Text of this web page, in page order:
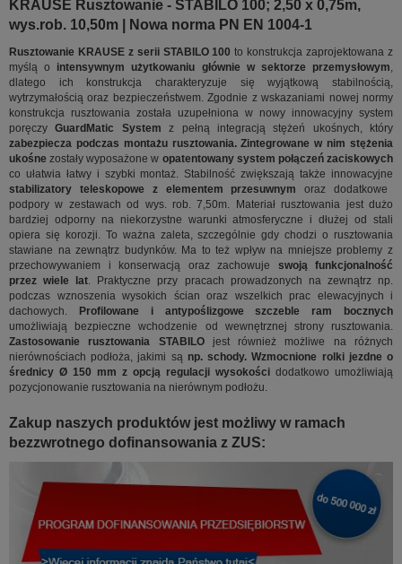
KRAUSE Rusztowanie - STABILO 100; 2,50 x 0,75m,
wys.rob. 10,50m | Nowa norma PN EN 1004-1
Rusztowanie KRAUSE z serii STABILO 100 to konstrukcja zaprojektowana z
myślą o intensywnym użytkowaniu głównie w sektorze przemysłowym,
dlatego ich konstrukcja charakteryzuje się wyjątkową stabilnością,
wytrzymałością oraz bezpieczeństwem. Zgodnie z wskazaniami nowej normy
konstrukcja rusztowania została uzupełniona w nowy innowacyjny system
poręczyGuardMatic System z pełną integracją stężeń ukośnych, który
zabezpiecza podczas montażu rusztowania. Zintegrowane w nim stężenia
ukośnezostały wyposażone w opatentowany system połączeń zaciskowych
co ułatwia łatwy i szybki montaż. Stabilność zwiększają także innowacyjne
stabilizatory teleskopowe z elementem przesuwnym
oraz dodatkowe
podpory w zestawach od wys. rob. 7,50m. Materiał rusztowania jest dużo
bardziej odporny na niekorzystne warunki atmosferyczne i dłużej od stali
opiera się korozji. To ważna zaleta, szczególnie gdy chodzi o rusztowania
stawiane na zewnątrz budynków. Ma to też wpływ na mniejsze problemy z
przechowywaniem i konserwacją oraz zachowuje swoją funkcjonalność
przez wiele lat. Praktyczne przy pracach prowadzonych na zewnątrz np.
podczas wznoszenia wysokich ścian oraz wszelkich prac elewacyjnych i
dachowych.
Profilowane i antypoślizgowe szczeble ram bocznych
umożliwiają bezpieczne wchodzenie od wewnętrznej strony rusztowania.
Zastosowanie rusztowania STABILOjest również możliwe na różnych
nierównościach podłoża, jakimi są np. schody. Wzmocnione rolki jezdne o
średnicy Ø 150 mm z opcją regulacji wysokości dodatkowo umożliwiają
pozycjonowanie rusztowania na nierównym podłożu.
Zakup naszych produktów jest możliwy w ramach
bezzwrotnego dofinansowania z ZUS: